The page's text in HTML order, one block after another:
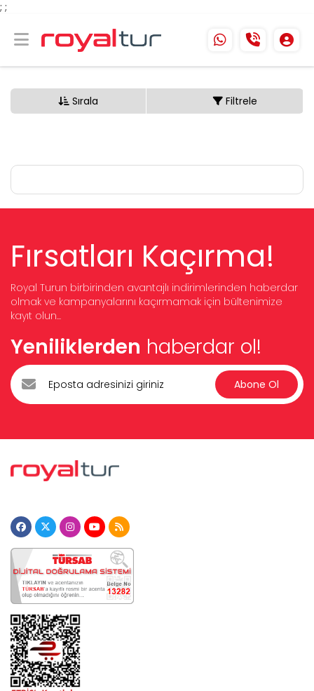
; ;
Sırala Filtrele
Fırsatları Kaçırma!
Royal Turun birbirinden avantajlı indirimlerinden haberdar
olmak ve kampanyalarını kaçırmamak için bültenimize
kayıt olun...
Yeniliklerden haberdar ol!
Abone Ol